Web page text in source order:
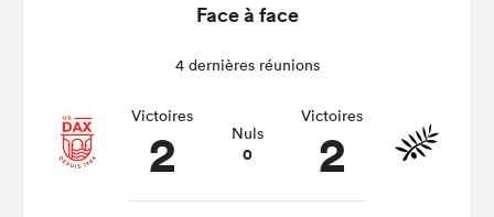
Face à face
4 dernières réunions
Victoires
2 Nuls
0
Victoires
2